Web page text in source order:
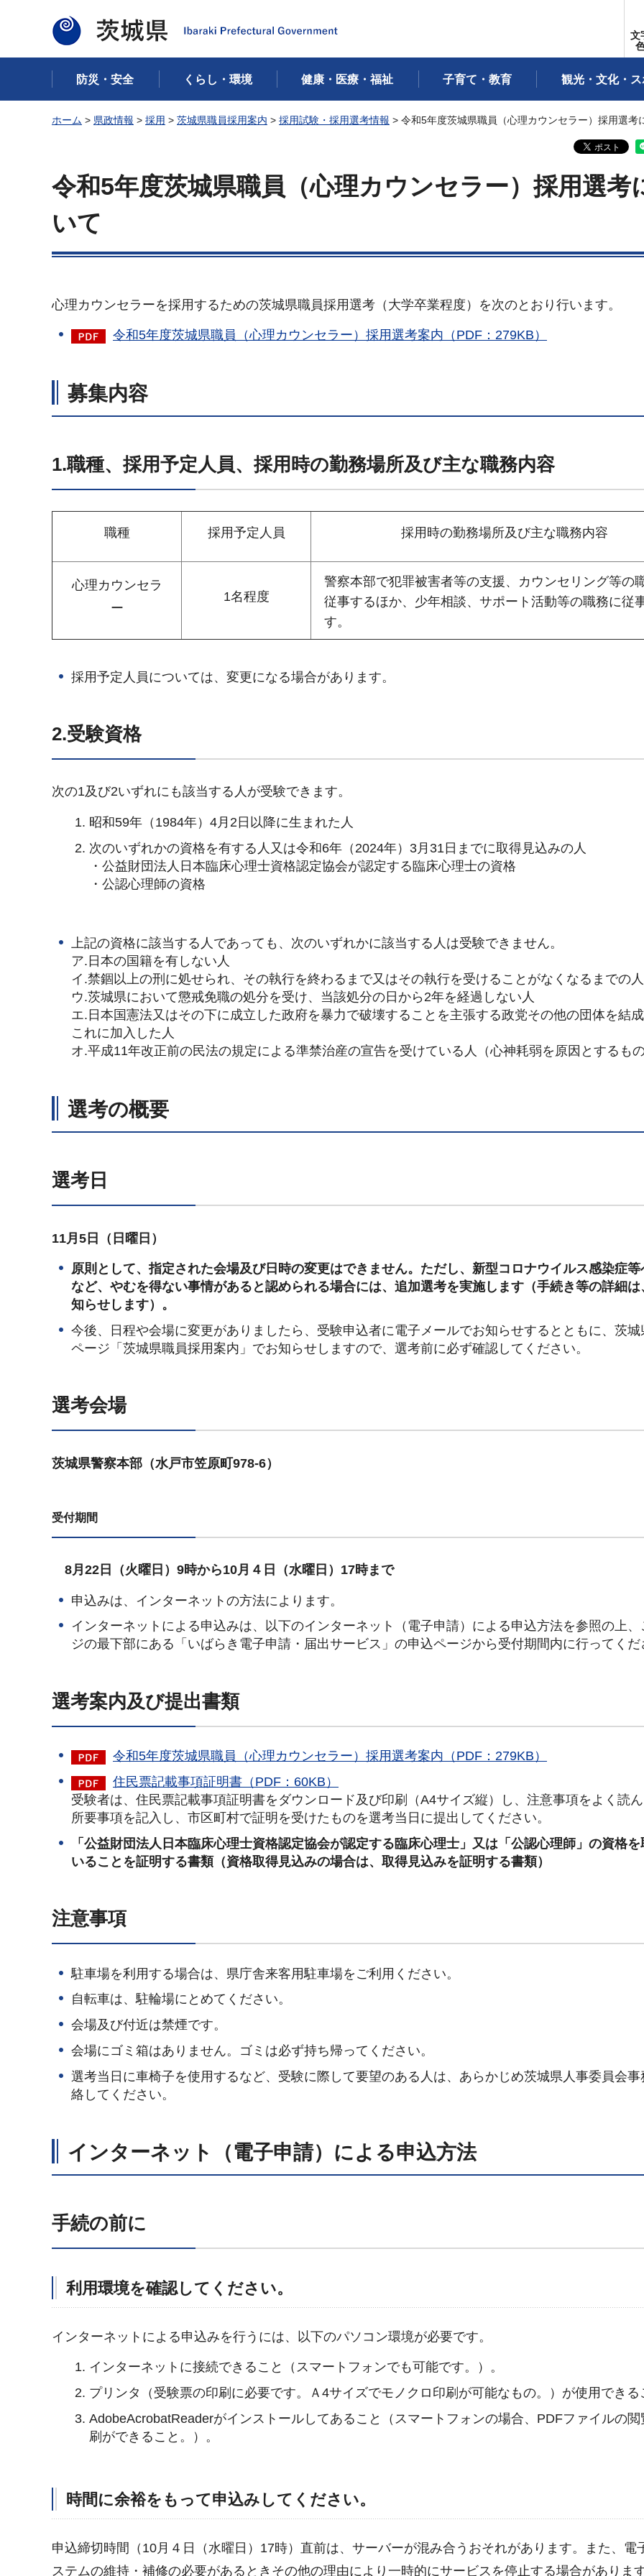
茨城県
文
防災・安全 くらし・環境 健康・医療・福祉 子育て・教育 観光・文化・
ホーム > 県政情報 > 採用 > 茨城県職員採用案内 > 採用試験・採用選考情報 > 令和5年度茨城県職員（心理カウンセラー）採用選考
令和5年度茨城県職員（心理カウンセラー）採用選考
いて
心理カウンセラーを採用するための茨城県職員採用選考（大学卒業程度）を次のとおり行います。
令和5年度茨城県職員（心理カウンセラー）採用選考案内（PDF：279KB）
募集内容
1.職種、採用予定人員、採用時の勤務場所及び主な職務内容
職種 採用予定人員 採用時の勤務場所及び主な職務内容
心理カウンセラ
ー
1名程度
警察本部で犯罪被害者等の支援、カウンセリング等の
従事するほか、少年相談、サポート活動等の職務に従
す。
採用予定人員については、変更になる場合があります。
2.受験資格
次の1及び2いずれにも該当する人が受験できます。
昭和59年（1984年）4月2日以降に生まれた人
次のいずれかの資格を有する人又は令和6年（2024年）3月31日までに取得見込みの人
・公益財団法人日本臨床心理士資格認定協会が認定する臨床心理士の資格
・公認心理師の資格
上記の資格に該当する人であっても、次のいずれかに該当する人は受験できません。
ア.日本の国籍を有しない人
イ.禁錮以上の刑に処せられ、その執行を終わるまで又はその執行を受けることがなくなるまでの人
ウ.茨城県において懲戒免職の処分を受け、当該処分の日から2年を経過しない人
エ.日本国憲法又はその下に成立した政府を暴力で破壊することを主張する政党その他の団体を結
これに加入した人
オ.平成11年改正前の民法の規定による準禁治産の宣告を受けている人（心神耗弱を原因とするも
選考の概要
選考日
11月5日（日曜日）
原則として、指定された会場及び日時の変更はできません。ただし、新型コロナウイルス感染症等
など、やむを得ない事情があると認められる場合には、追加選考を実施します（手続き等の詳細は
知らせします）。
今後、日程や会場に変更がありましたら、受験申込者に電子メールでお知らせするとともに、茨城
ページ「茨城県職員採用案内」でお知らせしますので、選考前に必ず確認してください。
選考会場
茨城県警察本部（水戸市笠原町978-6）
受付期間
8月22日（火曜日）9時から10月４日（水曜日）17時まで
申込みは、インターネットの方法によります。
インターネットによる申込みは、以下のインターネット（電子申請）による申込方法を参照の上、
ジの最下部にある「いばらき電子申請・届出サービス」の申込ページから受付期間内に行ってくだ
選考案内及び提出書類
令和5年度茨城県職員（心理カウンセラー）採用選考案内（PDF：279KB）
住民票記載事項証明書（PDF：60KB）
受験者は、住民票記載事項証明書をダウンロード及び印刷（A4サイズ縦）し、注意事項をよく読
所要事項を記入し、市区町村で証明を受けたものを選考当日に提出してください。
「公益財団法人日本臨床心理士資格認定協会が認定する臨床心理士」又は「公認心理師」の資格
いることを証明する書類（資格取得見込みの場合は、取得見込みを証明する書類）
注意事項
駐車場を利用する場合は、県庁舎来客用駐車場をご利用ください。
自転車は、駐輪場にとめてください。
会場及び付近は禁煙です。
会場にゴミ箱はありません。ゴミは必ず持ち帰ってください。
選考当日に車椅子を使用するなど、受験に際して要望のある人は、あらかじめ茨城県人事委員会事
絡してください。
インターネット（電子申請）による申込方法
手続の前に
利用環境を確認してください。
インターネットによる申込みを行うには、以下のパソコン環境が必要です。
インターネットに接続できること（スマートフォンでも可能です。）。
プリンタ（受験票の印刷に必要です。Ａ4サイズでモノクロ印刷が可能なもの。）が使用できる
AdobeAcrobatReaderがインストールしてあること（スマートフォンの場合、PDFファイルの閲
刷ができること。）。
時間に余裕をもって申込みしてください。
申込締切時間（10月４日（水曜日）17時）直前は、サーバーが混み合うおそれがあります。また、電
ステムの維持・補修の必要があるときその他の理由により一時的にサービスを停止する場合がありま